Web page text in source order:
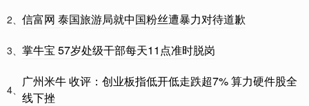
2、 信富网 泰国旅游局就中国粉丝遭暴力对待道歉
3、 掌牛宝 57岁处级干部每天11点准时脱岗
4、
广州米牛 收评：创业板指低开低走跌超7% 算力硬件股全
线下挫